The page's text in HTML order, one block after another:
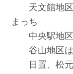
天文館地区は
まっち
中央駅地区
谷山地区は
日置、松元